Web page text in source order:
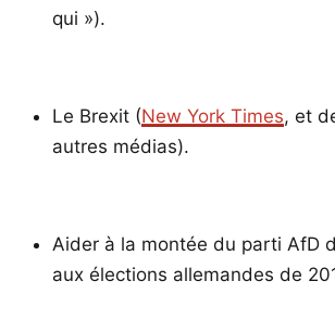
qui »).
Le Brexit (New York Times, et
autres médias).
Aider à la montée du parti AfD
aux élections allemandes de